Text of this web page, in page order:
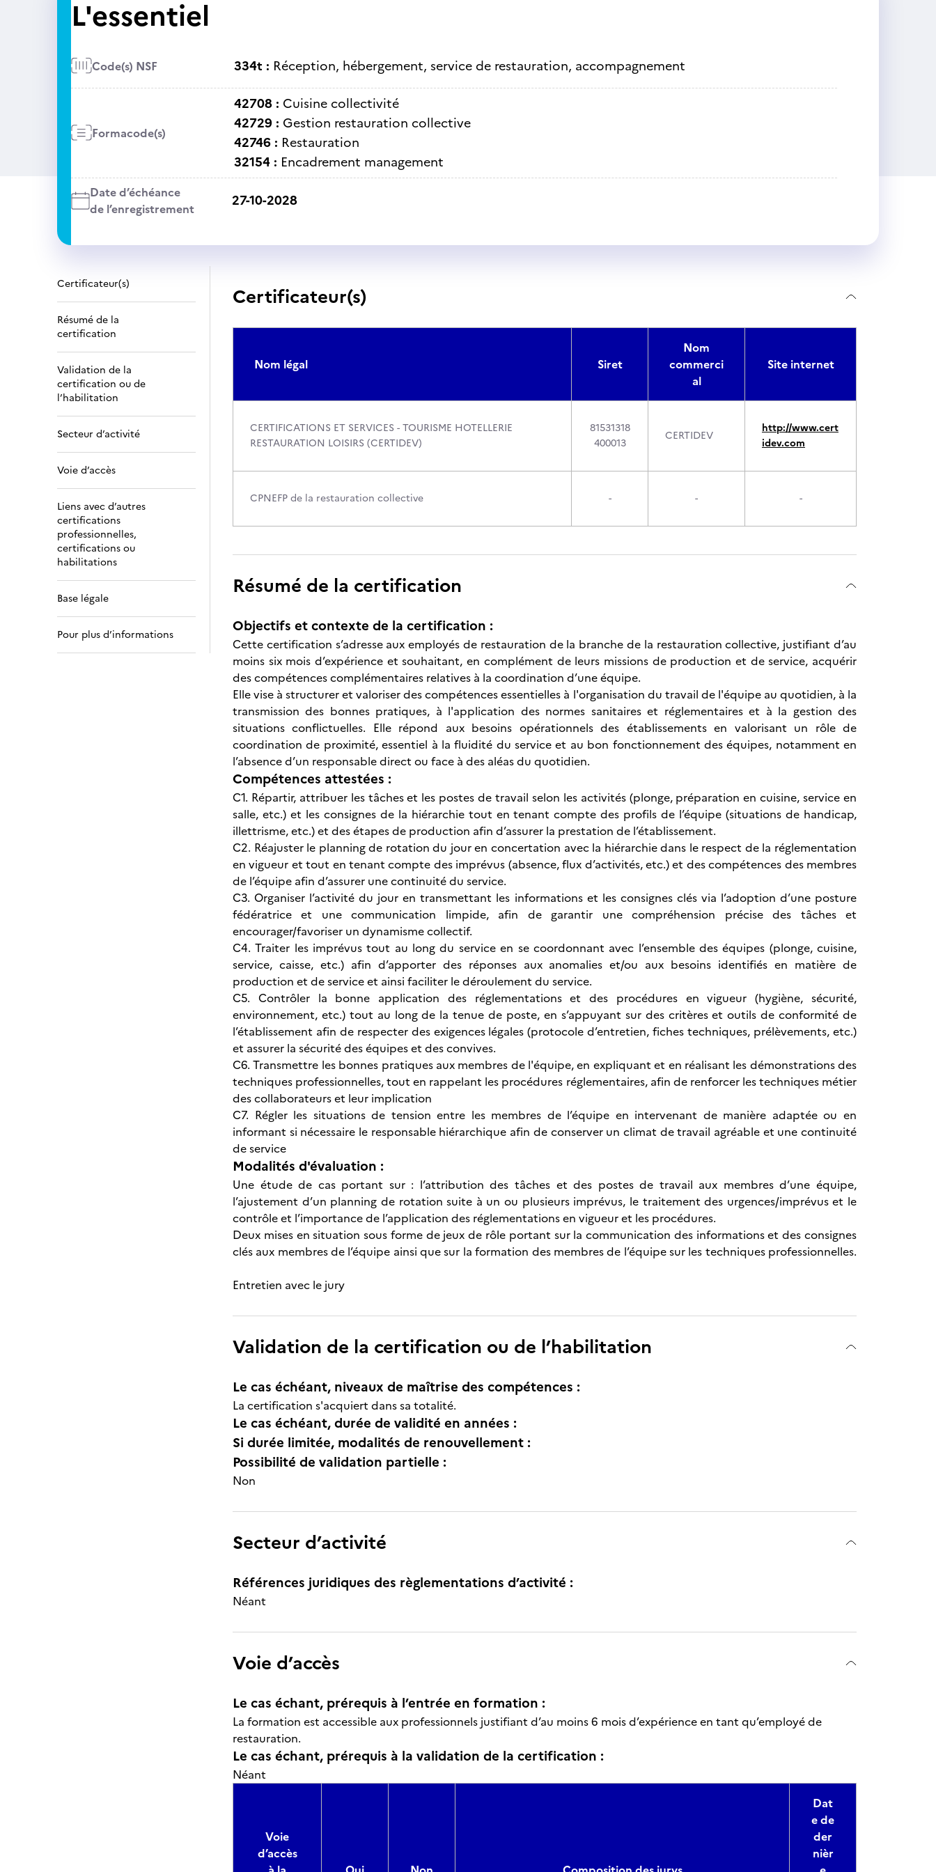
L'essentiel
Code(s) NSF 334t : Réception, hébergement, service de restauration, accompagnement
Formacode(s)
42708 : Cuisine collectivité
42729 : Gestion restauration collective
42746 : Restauration
32154 : Encadrement management
Date d’échéance
de l’enregistrement
27-10-2028
Certificateur(s)
Résumé de la
certification
Validation de la
certification ou de
l’habilitation
Secteur d’activité
Voie d’accès
Liens avec d’autres
certifications
professionnelles,
certifications ou
habilitations
Base légale
Pour plus d’informations
Certificateur(s)
Nom légal Siret
Nom
commerci
al
Site internet
CERTIFICATIONS ET SERVICES - TOURISME HOTELLERIE
RESTAURATION LOISIRS (CERTIDEV)
81531318
400013
CERTIDEV
http://www.cert
idev.com
CPNEFP de la restauration collective - - -
Résumé de la certification
Objectifs et contexte de la certification :
Cette certification s’adresse aux employés de restauration de la branche de la restauration collective, justifiant d’au
moins six mois d’expérience et souhaitant, en complément de leurs missions de production et de service, acquérir
des compétences complémentaires relatives à la coordination d’une équipe.
Elle vise à structurer et valoriser des compétences essentielles à l'organisation du travail de l'équipe au quotidien, à la
transmission des bonnes pratiques, à l'application des normes sanitaires et réglementaires et à la gestion des
situations conflictuelles. Elle répond aux besoins opérationnels des établissements en valorisant un rôle de
coordination de proximité, essentiel à la fluidité du service et au bon fonctionnement des équipes, notamment en
l’absence d’un responsable direct ou face à des aléas du quotidien.
Compétences attestées :
C1. Répartir, attribuer les tâches et les postes de travail selon les activités (plonge, préparation en cuisine, service en
salle, etc.) et les consignes de la hiérarchie tout en tenant compte des profils de l’équipe (situations de handicap,
illettrisme, etc.) et des étapes de production afin d’assurer la prestation de l’établissement.
C2. Réajuster le planning de rotation du jour en concertation avec la hiérarchie dans le respect de la réglementation
en vigueur et tout en tenant compte des imprévus (absence, flux d’activités, etc.) et des compétences des membres
de l’équipe afin d’assurer une continuité du service.
C3. Organiser l’activité du jour en transmettant les informations et les consignes clés via l’adoption d’une posture
fédératrice et une communication limpide, afin de garantir une compréhension précise des tâches et
encourager/favoriser un dynamisme collectif.
C4. Traiter les imprévus tout au long du service en se coordonnant avec l’ensemble des équipes (plonge, cuisine,
service, caisse, etc.) afin d’apporter des réponses aux anomalies et/ou aux besoins identifiés en matière de
production et de service et ainsi faciliter le déroulement du service.
C5. Contrôler la bonne application des réglementations et des procédures en vigueur (hygiène, sécurité,
environnement, etc.) tout au long de la tenue de poste, en s’appuyant sur des critères et outils de conformité de
l’établissement afin de respecter des exigences légales (protocole d’entretien, fiches techniques, prélèvements, etc.)
et assurer la sécurité des équipes et des convives.
C6. Transmettre les bonnes pratiques aux membres de l'équipe, en expliquant et en réalisant les démonstrations des
techniques professionnelles, tout en rappelant les procédures réglementaires, afin de renforcer les techniques métier
des collaborateurs et leur implication
C7. Régler les situations de tension entre les membres de l’équipe en intervenant de manière adaptée ou en
informant si nécessaire le responsable hiérarchique afin de conserver un climat de travail agréable et une continuité
de service
Modalités d'évaluation :
Une étude de cas portant sur : l’attribution des tâches et des postes de travail aux membres d’une équipe,
l’ajustement d’un planning de rotation suite à un ou plusieurs imprévus, le traitement des urgences/imprévus et le
contrôle et l’importance de l’application des réglementations en vigueur et les procédures.
Deux mises en situation sous forme de jeux de rôle portant sur la communication des informations et des consignes
clés aux membres de l’équipe ainsi que sur la formation des membres de l’équipe sur les techniques professionnelles.
Entretien avec le jury
Validation de la certification ou de l’habilitation
Le cas échéant, niveaux de maîtrise des compétences :
La certification s'acquiert dans sa totalité.
Le cas échéant, durée de validité en années :
Si durée limitée, modalités de renouvellement :
Possibilité de validation partielle :
Non
Secteur d’activité
Références juridiques des règlementations d’activité :
Néant
Voie d’accès
Le cas échant, prérequis à l’entrée en formation :
La formation est accessible aux professionnels justifiant d’au moins 6 mois d’expérience en tant qu’employé de
restauration.
Le cas échant, prérequis à la validation de la certification :
Néant
Voie
d’accès
Dat
e de
der
nièr